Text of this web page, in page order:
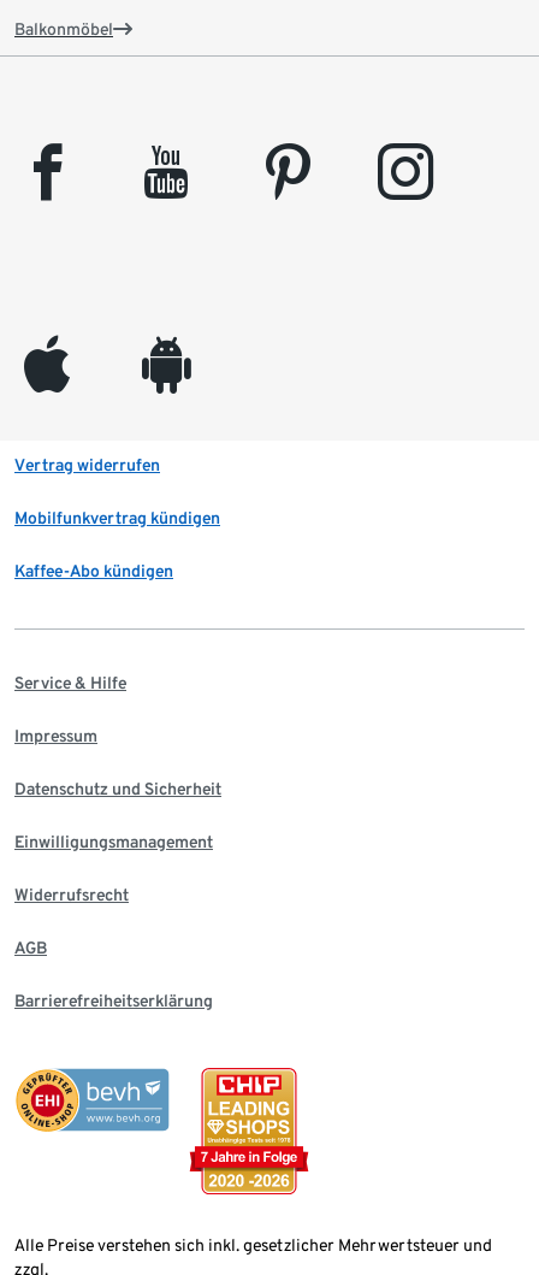
Balkonmöbel
facebook youtube pinterest instagram
appleinc android
Vertrag widerrufen
Mobilfunkvertrag kündigen
Kaffee-Abo kündigen
Service & Hilfe
Impressum
Datenschutz und Sicherheit
Einwilligungsmanagement
Widerrufsrecht
AGB
Barrierefreiheitserklärung
Alle Preise verstehen sich inkl. gesetzlicher Mehrwertsteuer und
zzgl.